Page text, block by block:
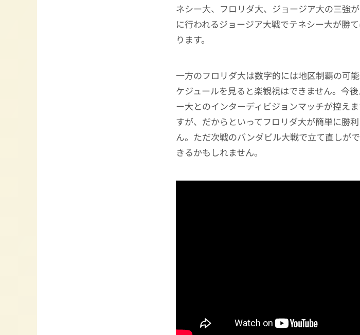
ネシー大、フロリダ大、ジョージア大の三強
に行われるジョージア大戦でテネシー大が勝
ります。
一方のフロリダ大は数字的には地区制覇の可
ケジュールを見ると楽観視はできません。今
ー大とのインターディビジョンマッチが控え
すが、だからといってフロリダ大が簡単に勝
ん。ただ次戦のバンダビル大戦で立て直しが
きるかもしれません。